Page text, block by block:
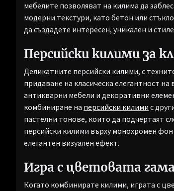
мебелите позволяват на килима да
модерни текстури, като бетон или
да създадете интересен, уникален и
Персийски килими за
Деликатните персийски килими, с
придаване на класическа елегантност
антикварни мебели и декоративни
комбиниране на персийски килими с
пастелни тонове, които да подчертаят
персийски килими върху монохромен
елегантен визуален ефект.
Игра с цветовата
Когато комбинирате килими, играта с